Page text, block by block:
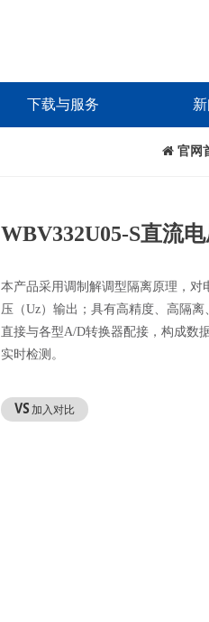
下载与服务
官网
WBV332U05-S直流
本产品采用调制解调型隔离原理，
压（Uz）输出；具有高精度、高隔
直接与各型A/D转换器配接，构成数
实时检测。
加入对比